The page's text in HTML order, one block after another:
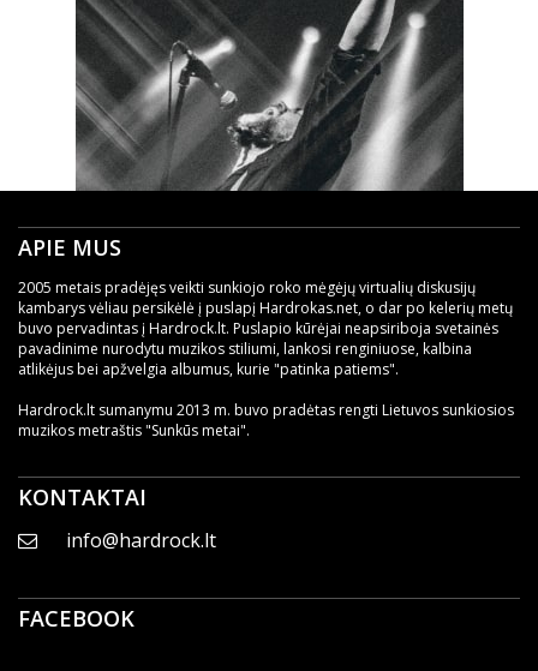
APIE MUS
2005 metais pradėjęs veikti sunkiojo roko mėgėjų virtualių diskusijų
kambarys vėliau persikėlė į puslapį Hardrokas.net, o dar po kelerių metų
buvo pervadintas į Hardrock.lt. Puslapio kūrėjai neapsiriboja svetainės
pavadinime nurodytu muzikos stiliumi, lankosi renginiuose, kalbina
atlikėjus bei apžvelgia albumus, kurie "patinka patiems".
Hardrock.lt sumanymu 2013 m. buvo pradėtas rengti Lietuvos sunkiosios
muzikos metraštis "Sunkūs metai".
KONTAKTAI
info@hardrock.lt
FACEBOOK